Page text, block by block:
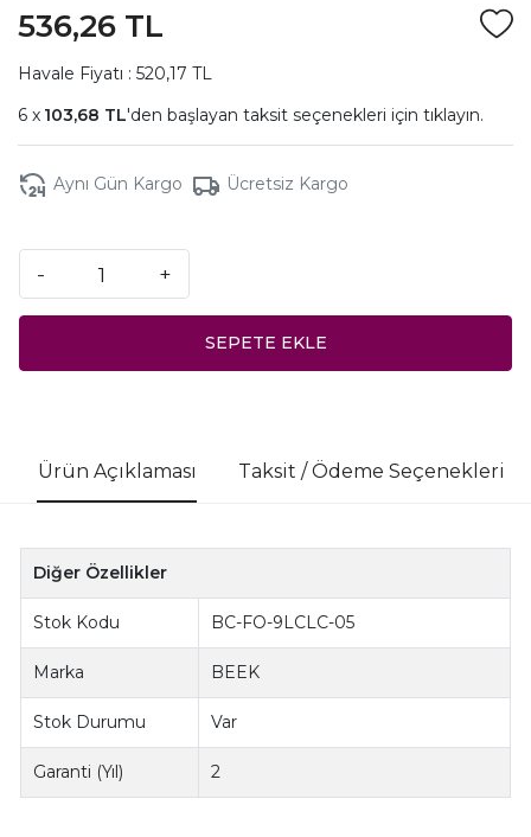
536,26 TL
Havale Fiyatı : 520,17 TL
103,68 TL'den başlayan taksit seçenekleri için tıklayın.
Aynı Gün Kargo Ücretsiz Kargo
- +
SEPETE EKLE
Ürün Açıklaması Taksit / Ödeme Seçenekleri
Diğer Özellikler
Stok Kodu BC-FO-9LCLC-05
Marka BEEK
Stok Durumu Var
Garanti (Yıl) 2